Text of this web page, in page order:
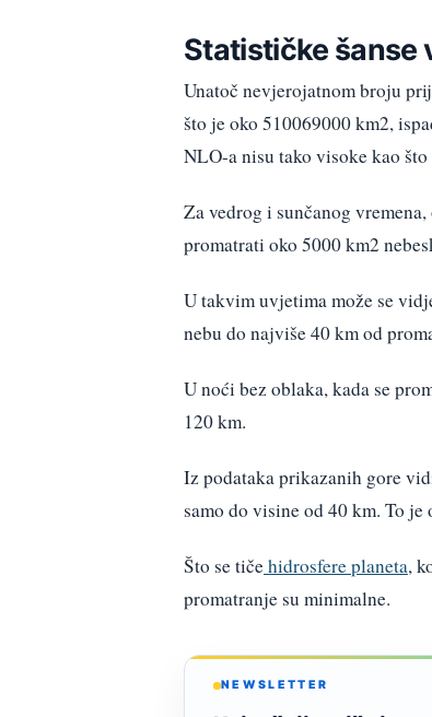
Statističke šanse
Unatoč nevjerojatnom broju
što je oko 510069000 km2,
NLO-a nisu tako visoke kao što
Za vedrog i sunčanog
promatrati oko 5000 km2
U takvim uvjetima može se
nebu do najviše 40 km od
U noći bez oblaka, kada se
120 km.
Iz podataka prikazanih gore
samo do visine od 40 km. To
Što se tičehidrosfere planeta,
promatranje su minimalne.
NEWSLETTER